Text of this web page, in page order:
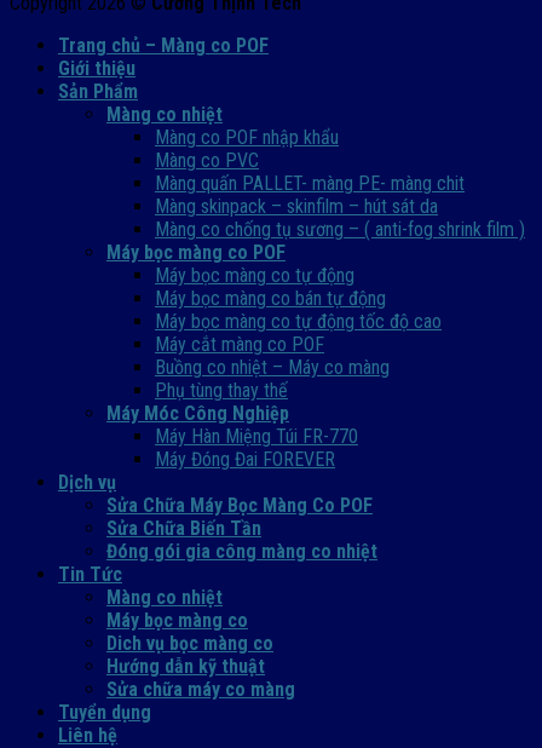
Trang chủ – Màng co POF
Giới thiệu
Sản Phẩm
Màng co nhiệt
Màng co POF nhập khẩu
Màng co PVC
Màng quấn PALLET- màng PE- màng chit
Màng skinpack – skinfilm – hút sát da
Màng co chống tụ sương – ( anti-fog shrink film )
Máy bọc màng co POF
Máy bọc màng co tự động
Máy bọc màng co bán tự động
Máy bọc màng co tự động tốc độ cao
Máy cắt màng co POF
Buồng co nhiệt – Máy co màng
Phụ tùng thay thế
Máy Móc Công Nghiệp
Máy Hàn Miệng Túi FR-770
Máy Đóng Đai FOREVER
Dịch vụ
Sửa Chữa Máy Bọc Màng Co POF
Sửa Chữa Biến Tần
Đóng gói gia công màng co nhiệt
Tin Tức
Màng co nhiệt
Máy bọc màng co
Dich vụ bọc màng co
Hướng dẫn kỹ thuật
Sửa chữa máy co màng
Tuyển dụng
Liên hệ